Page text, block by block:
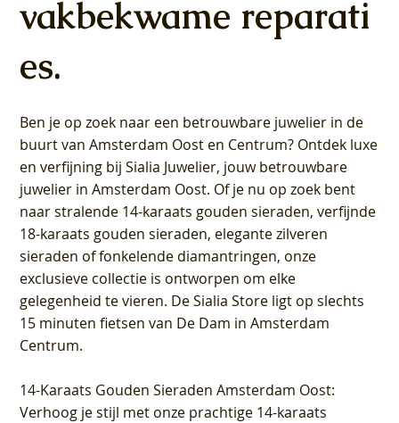
vakbekwame reparati
es.
Ben je op zoek naar een betrouwbare juwelier in de
buurt van Amsterdam Oost en Centrum? Ontdek luxe
en verfijning bij Sialia Juwelier, jouw betrouwbare
juwelier in Amsterdam Oost. Of je nu op zoek bent
naar stralende 14-karaats gouden sieraden, verfijnde
18-karaats gouden sieraden, elegante zilveren
sieraden of fonkelende diamantringen, onze
exclusieve collectie is ontworpen om elke
gelegenheid te vieren. De Sialia Store ligt op slechts
15 minuten fietsen van De Dam in Amsterdam
Centrum.
14-Karaats Gouden Sieraden Amsterdam Oost:
Verhoog je stijl met onze prachtige 14-karaats